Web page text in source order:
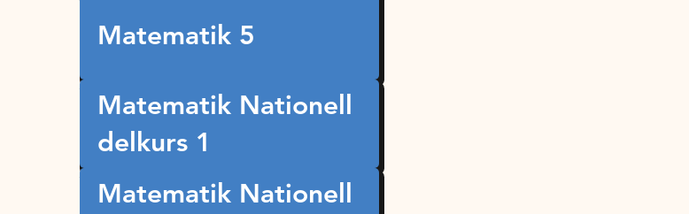
Matematik 5
Matematik Nationell
delkurs 1
Matematik Nationell